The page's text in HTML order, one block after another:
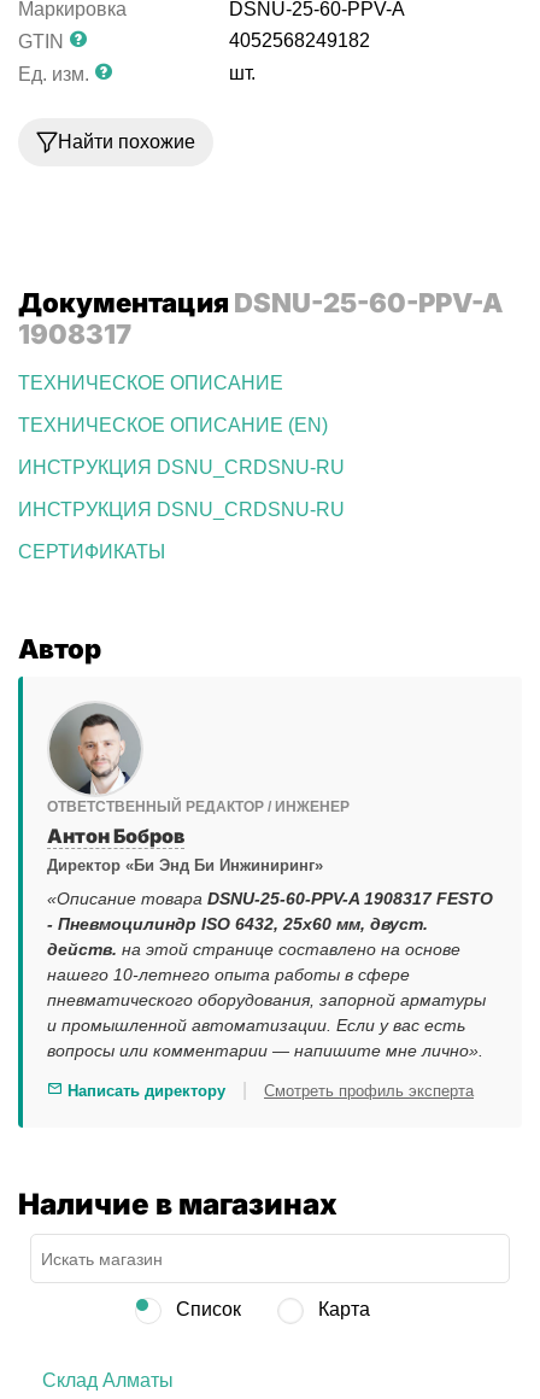
Маркировка
DSNU-25-60-PPV-A
GTIN
4052568249182
Ед. изм.
шт.
Найти похожие
Документация DSNU-25-60-PPV-A
1908317
ТЕХНИЧЕСКОЕ ОПИСАНИЕ
ТЕХНИЧЕСКОЕ ОПИСАНИЕ (EN)
ИНСТРУКЦИЯ DSNU_CRDSNU-RU
ИНСТРУКЦИЯ DSNU_CRDSNU-RU
СЕРТИФИКАТЫ
Автор
ОТВЕТСТВЕННЫЙ РЕДАКТОР / ИНЖЕНЕР
Антон Бобров
Директор «Би Энд Би Инжиниринг»
«Описание товара DSNU-25-60-PPV-A 1908317 FESTO
- Пневмоцилиндр ISO 6432, 25x60 мм, двуст.
действ. на этой странице составлено на основе
нашего 10-летнего опыта работы в сфере
пневматического оборудования, запорной арматуры
и промышленной автоматизации. Если у вас есть
вопросы или комментарии — напишите мне лично».
Написать директору Смотреть профиль эксперта
Наличие в магазинах
Список Карта
Склад Алматы